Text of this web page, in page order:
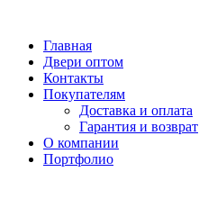
содержимому
Главная
Двери оптом
Контакты
Покупателям
Доставка и оплата
Гарантия и возврат
О компании
Портфолио